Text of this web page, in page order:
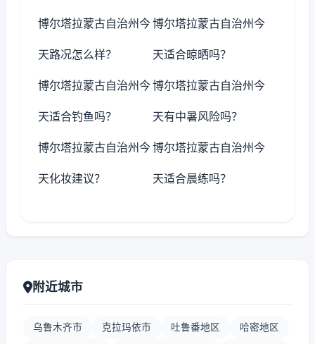
博尔塔拉蒙古自治州今
天路况怎么样？
博尔塔拉蒙古自治州今
天适合晾晒吗？
博尔塔拉蒙古自治州今
天适合钓鱼吗？
博尔塔拉蒙古自治州今
天有中暑风险吗？
博尔塔拉蒙古自治州今
天化妆建议？
博尔塔拉蒙古自治州今
天适合晨练吗？
附近城市
乌鲁木齐市 克拉玛依市 吐鲁番地区 哈密地区